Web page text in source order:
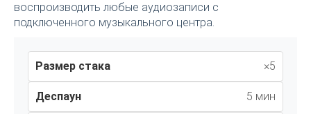
воспроизводить любые аудиозаписи с
подключенного музыкального центра.
Размер стака ×5
Деспаун 5 мин